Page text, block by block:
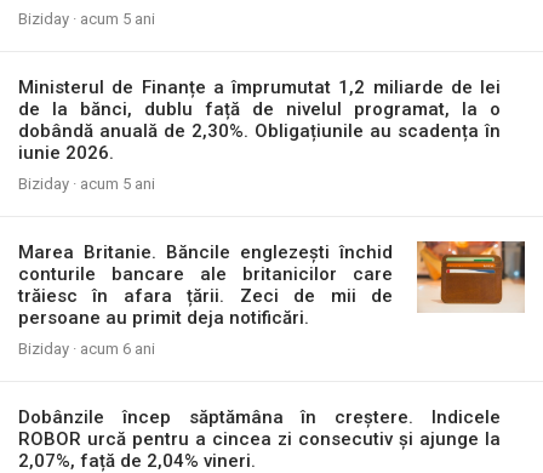
Biziday · acum 5 ani
Ministerul de Finanțe a împrumutat 1,2 miliarde de lei
de la bănci, dublu față de nivelul programat, la o
dobândă anuală de 2,30%. Obligațiunile au scadența în
iunie 2026.
Biziday · acum 5 ani
Marea Britanie. Băncile englezești închid
conturile bancare ale britanicilor care
trăiesc în afara țării. Zeci de mii de
persoane au primit deja notificări.
Biziday · acum 6 ani
Dobânzile încep săptămâna în creștere. Indicele
ROBOR urcă pentru a cincea zi consecutiv și ajunge la
2,07%, față de 2,04% vineri.